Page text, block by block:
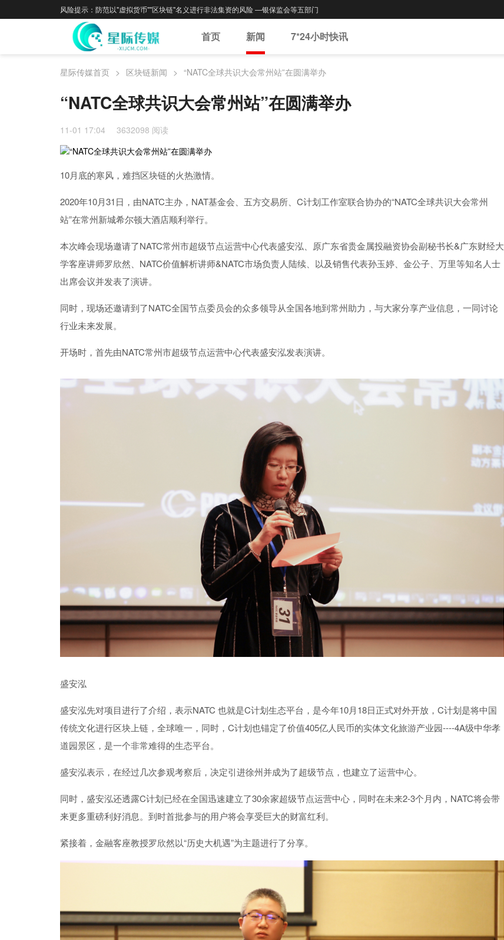
风险提示：防范以"虚拟货币""区块链"名义进行非法集资的风险 —银保监会等五部门
首页 新闻 7*24小时快讯
星际传媒首页 > 区块链新闻 > “NATC全球共识大会常州站”在圆满举办
“NATC全球共识大会常州站”在圆满举办
11-01 17:04 3632098 阅读
10月 底的寒风，难挡区块链的火热激情。
2020年10月31日 ，由NATC主办，NAT基金会 五方交易所 、C计划工作室联合协办的“NATC全球共识大会常州
站”在常州新城希尔顿大酒店顺利举行。
本次峰会现场邀请了NATC常州市超级节点运营中心代表盛安泓
原广东省贵金属投融资协会副秘书长&广东财经大
学客座讲师罗欣然
NATC价值解析讲师&NATC市场负责人陆续 、以及销售代表孙玉婷、 金公子 万里等知名 人士
出席会议并发表了演讲。
同时， 现场还邀请到了NATC全国节点委员会的众多领导从全国各地到常州助力 ， 与大家分享产业信息 ， 一同讨论
行业未来发展。
开场时，首先由NATC常州市超级节点运营中心代表盛安泓发表演讲。
盛安泓
盛安泓先对项目进行了介绍，表示NATC 也就是C计划生态平台，是今年10月18日正式对外开放，C计划是将中国
传统文化进行区块上链，全球唯一，同时，C计划也锚定了价值405亿人民币的实体文化旅游产业园----4A级中华孝
道园景区，是一个非常难得的生态平台。
盛安泓表示，在经过几次参观考察后，决定引进徐州并成为了超级节点，也建立了运营中心。
同时， 盛安泓还透露C计划已经在全国迅速建立了30余家超级节点运营中心， 同时在未来2-3个月内，NATC将会带
来更多重磅利好消息。 到时首批参与的用户将会享受巨大的财富红利。
紧接着， 金融客座教授罗欣然以“历史大机遇”为主题进行了分享。